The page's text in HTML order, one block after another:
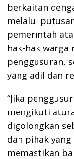
berkaitan
melalui
pemerintah
hak-hak warga
penggusuran,
yang adil dan
“Jika
mengikuti
digolongkan
dan pihak
memastikan